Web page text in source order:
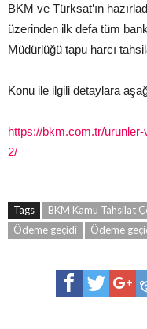
BKM ve Türksat’ın
üzerinden ilk defa tüm
Müdürlüğü tapu harcı
Konu ile ilgili detaylara
https://bkm.com.tr/
2/
Tags BKM Kamu Tahsilat
Ödeme geçidi
Ödeme